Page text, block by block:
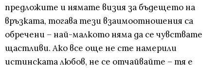
предложите и нямате визия за бъдещето на
връзката, тогава тези взаимоотношения са
обречени – най-малкото няма да се чувствате
щастливи. Ако все още не сте намерили
истинската любов, не се отчайвайте – тя е